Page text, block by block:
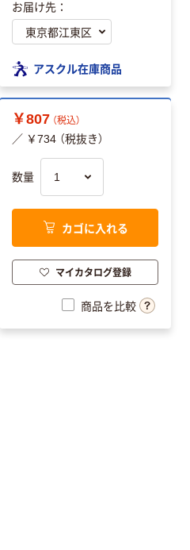
お届け先：
アスクル在庫商品
￥807 （税込）
／ ￥734 （税抜き）
数量
カゴに入れる
マイカタログ登録
商品を比較